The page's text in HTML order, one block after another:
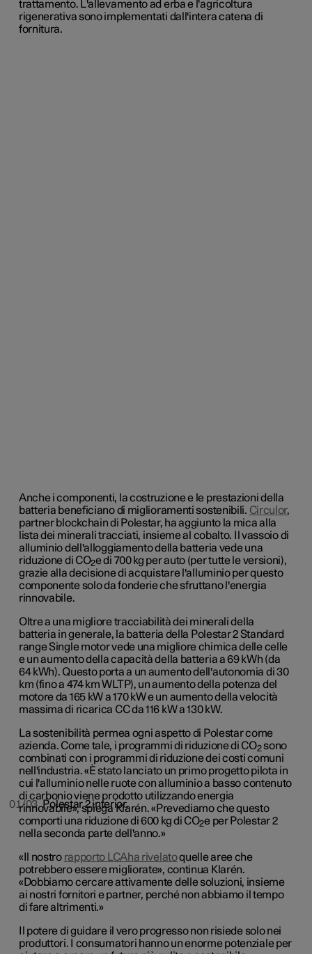
trattamento. L'allevamento ad erba e l'agricoltura
rigenerativa sono implementati dall'intera catena di
fornitura.
01/03 Polestar 2 interior.
Anche i componenti, la costruzione e le prestazioni della
batteria beneficiano di miglioramenti sostenibili. Circulor,
partner blockchain di Polestar, ha aggiunto la mica alla
lista dei minerali tracciati, insieme al cobalto. Il vassoio di
alluminio dell'alloggiamento della batteria vede una
riduzione di CO2e di 700 kg per auto (per tutte le versioni),
grazie alla decisione di acquistare l'alluminio per questo
componente solo da fonderie che sfruttano l'energia
rinnovabile.
Oltre a una migliore tracciabilità dei minerali della
batteria in generale, la batteria della Polestar 2 Standard
range Single motor vede una migliore chimica delle celle
e un aumento della capacità della batteria a 69 kWh (da
64 kWh). Questo porta a un aumento dell'autonomia di 30
km (fino a 474 km WLTP), un aumento della potenza del
motore da 165 kW a 170 kW e un aumento della velocità
massima di ricarica CC da 116 kW a 130 kW.
La sostenibilità permea ogni aspetto di Polestar come
azienda. Come tale, i programmi di riduzione di CO2sono
combinati con i programmi di riduzione dei costi comuni
nell'industria. «È stato lanciato un primo progetto pilota in
cui l'alluminio nelle ruote con alluminio a basso contenuto
di carbonio viene prodotto utilizzando energia
rinnovabile», spiega Klarén. «Prevediamo che questo
comporti una riduzione di 600 kg di CO2e per Polestar 2
nella seconda parte dell'anno.»
«Il nostro rapporto LCAha rivelatoquelle aree che
potrebbero essere migliorate», continua Klarén.
«Dobbiamo cercare attivamente delle soluzioni, insieme
ai nostri fornitori e partner, perché non abbiamo il tempo
di fare altrimenti.»
Il potere di guidare il vero progresso non risiede solo nei
produttori. I consumatori hanno un enorme potenziale per